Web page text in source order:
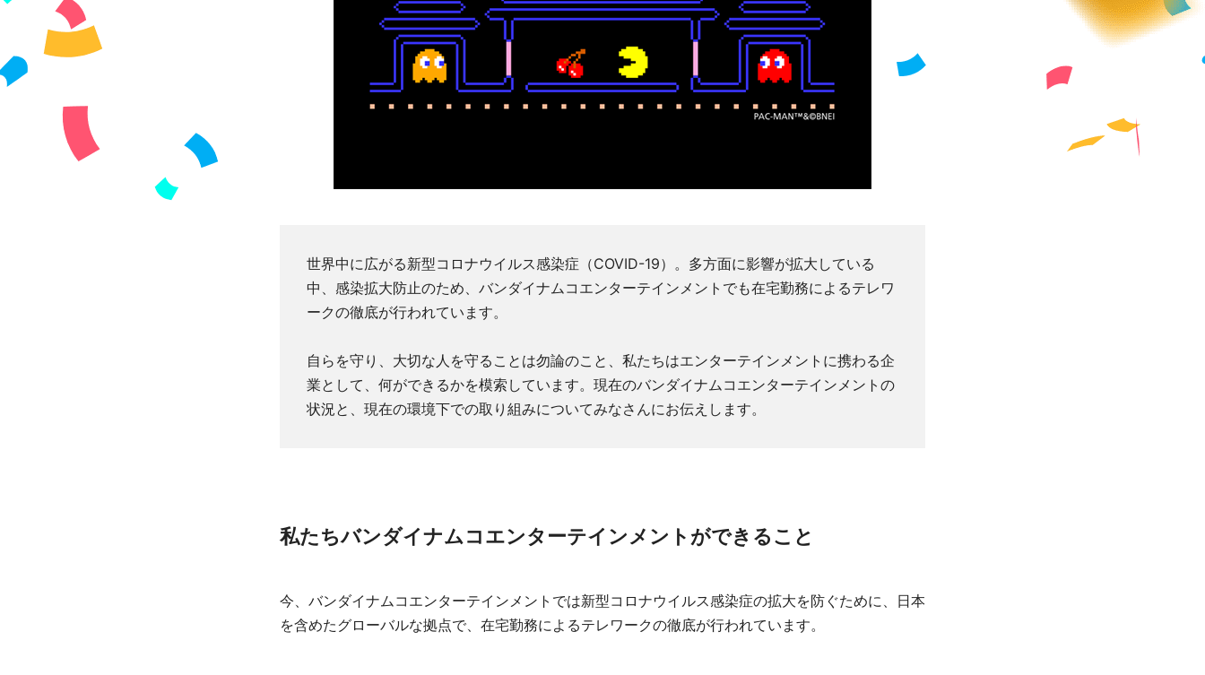
世界中に広がる新型コロナウイルス感染症（COVID-19）。多方面に影響が拡大している
中、感染拡大防止のため、バンダイナムコエンターテインメントでも在宅勤務によるテレワ
ークの徹底が行われています。
自らを守り、大切な人を守ることは勿論のこと、私たちはエンターテインメントに携わる企
業として、何ができるかを模索しています。現在のバンダイナムコエンターテインメントの
状況と、現在の環境下での取り組みについてみなさんにお伝えします。
私たちバンダイナムコエンターテインメントができること
今、バンダイナムコエンターテインメントでは新型コロナウイルス感染症の拡大を防ぐために、日本
を含めたグローバルな拠点で、在宅勤務によるテレワークの徹底が行われています。